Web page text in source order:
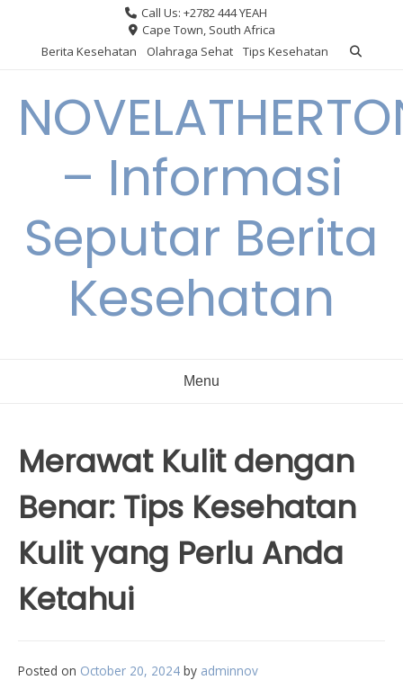
content
Call Us: +2782 444 YEAH
Cape Town, South Africa
Berita Kesehatan
Olahraga Sehat Tips Kesehatan
– Informasi
Seputar Berita
Kesehatan
Menu
Merawat Kulit dengan
Benar: Tips Kesehatan
Kulit yang Perlu Anda
Ketahui
Posted on October 20, 2024 by adminnov